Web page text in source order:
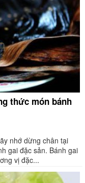
thức món bánh
nhớ dừng chân tại
gai đặc sản. Bánh gai
vị đặc...